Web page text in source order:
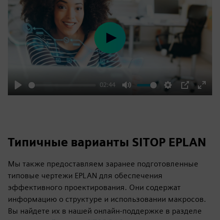
Play
02:44
Mute Settings
PIP
Enter
Play
Типичные варианты SITOP EPLAN
Мы также предоставляем заранее подготовленные
типовые чертежи EPLAN для обеспечения
эффективного проектирования. Они содержат
информацию о структуре и использовании макросов.
Вы найдете их в нашей онлайн-поддержке в разделе